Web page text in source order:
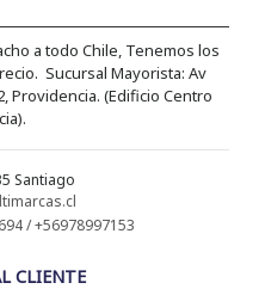
a todo Chile, Tenemos los
Sucursal Mayorista: Av
Providencia. (Edificio Centro
Santiago
/ +56978997153
CLIENTE